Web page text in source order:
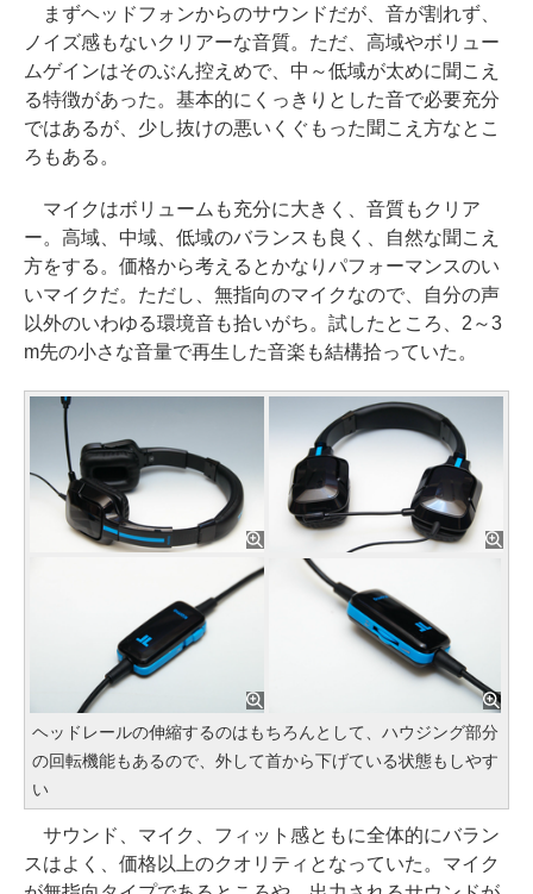
まずヘッドフォンからのサウンドだが、音が割れず、
ノイズ感もないクリアーな音質。ただ、高域やボリュー
ムゲインはそのぶん控えめで、中～低域が太めに聞こえ
る特徴があった。基本的にくっきりとした音で必要充分
ではあるが、少し抜けの悪いくぐもった聞こえ方なとこ
ろもある。
マイクはボリュームも充分に大きく、音質もクリア
ー。高域、中域、低域のバランスも良く、自然な聞こえ
方をする。価格から考えるとかなりパフォーマンスのい
いマイクだ。ただし、無指向のマイクなので、自分の声
以外のいわゆる環境音も拾いがち。試したところ、2～3
m先の小さな音量で再生した音楽も結構拾っていた。
ヘッドレールの伸縮するのはもちろんとして、ハウジング部分
の回転機能もあるので、外して首から下げている状態もしやす
い
サウンド、マイク、フィット感ともに全体的にバラン
スはよく、価格以上のクオリティとなっていた。マイク